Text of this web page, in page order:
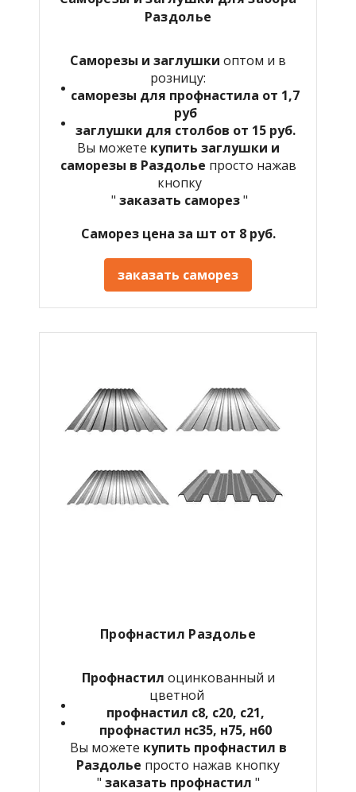
Раздолье
Саморезы и заглушки оптом и в
розницу:
саморезы для профнастила от 1,7
руб
заглушки для столбов от 15 руб.
Вы можете купить заглушки и
саморезы в Раздолье просто нажав
кнопку
" заказать саморез"
Саморез цена за шт от 8 руб.
заказать саморез
Профнастил Раздолье
Профнастил оцинкованный и
цветной
профнастил с8, с20, с21,
профнастил нс35, н75, н60
Вы можете купить профнастил в
Раздолье просто нажав кнопку
" заказать профнастил "